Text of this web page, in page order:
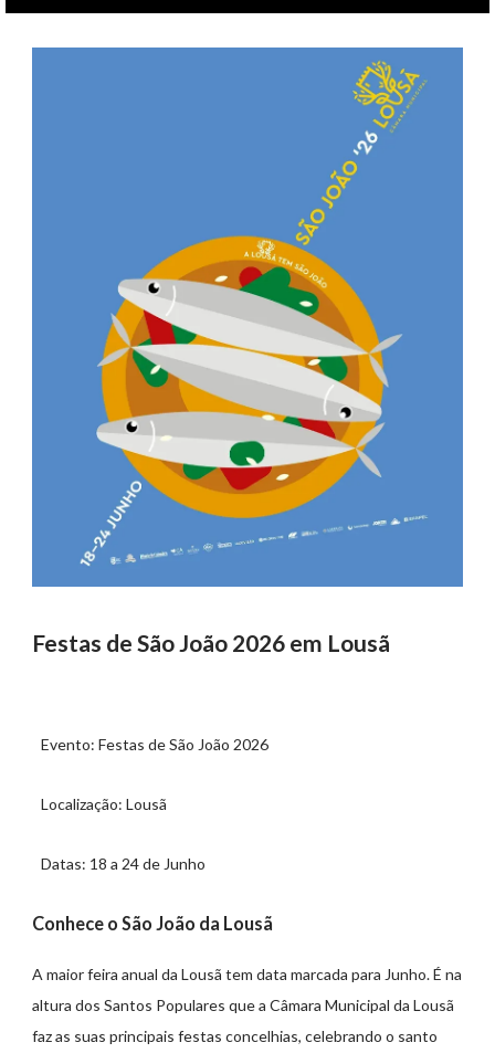
Festas de São João 2026 em Lousã
Evento: Festas de São João 2026
Localização: Lousã
Datas: 18 a 24 de Junho
Conhece o São João da Lousã
A maior feira anual da Lousã tem data marcada para Junho. É na
altura dos Santos Populares que a Câmara Municipal da Lousã
faz as suas principais festas concelhias, celebrando o santo